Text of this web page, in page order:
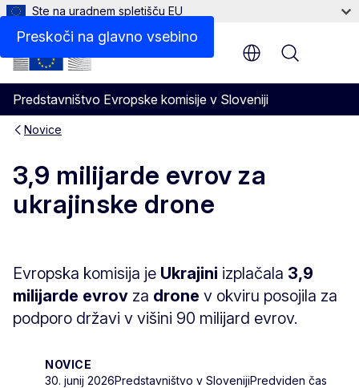
Preskoči na glavno vsebino
Ste na uradnem spletišču EU
Predstavništvo Evropske komisije v Sloveniji
Menu
Novice
3,9 milijarde evrov za
ukrajinske drone
Evropska komisija je Ukrajini izplačala 3,9
milijarde evrov za drone v okviru posojila za
podporo državi v višini 90 milijard evrov.
NOVICE
30. junij 2026Predstavništvo v SlovenijiPredviden čas